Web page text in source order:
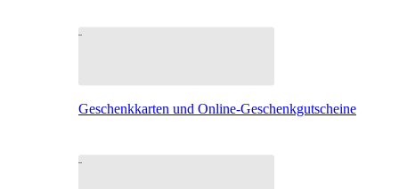
Geschenkkarten und Online-Geschenkgutscheine